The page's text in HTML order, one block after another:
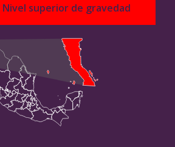
Nivel superior de gravedad